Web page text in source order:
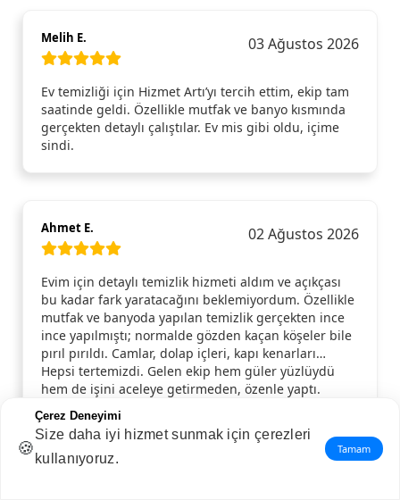
Melih E. 03 Ağustos 2026
Ev temizliği için Hizmet Artı’yı tercih ettim, ekip tam
saatinde geldi. Özellikle mutfak ve banyo kısmında
gerçekten detaylı çalıştılar. Ev mis gibi oldu, içime
sindi.
Ahmet E. 02 Ağustos 2026
Evim için detaylı temizlik hizmeti aldım ve açıkçası
bu kadar fark yaratacağını beklemiyordum. Özellikle
mutfak ve banyoda yapılan temizlik gerçekten ince
ince yapılmıştı; normalde gözden kaçan köşeler bile
pırıl pırıldı. Camlar, dolap içleri, kapı kenarları…
Hepsi tertemizdi. Gelen ekip hem güler yüzlüydü
hem de işini aceleye getirmeden, özenle yaptı.
Temizlik bittikten sonra evde ferahlık hissi resmen
değişti. Gönül rahatlığıyla tavsiye ederim, tekrar
ihtiyaç duyduğumda yine aynı hizmeti alırım.
🍪
Çerez Deneyimi
Size daha iyi hizmet sunmak için çerezleri
kullanıyoruz.
Tamam